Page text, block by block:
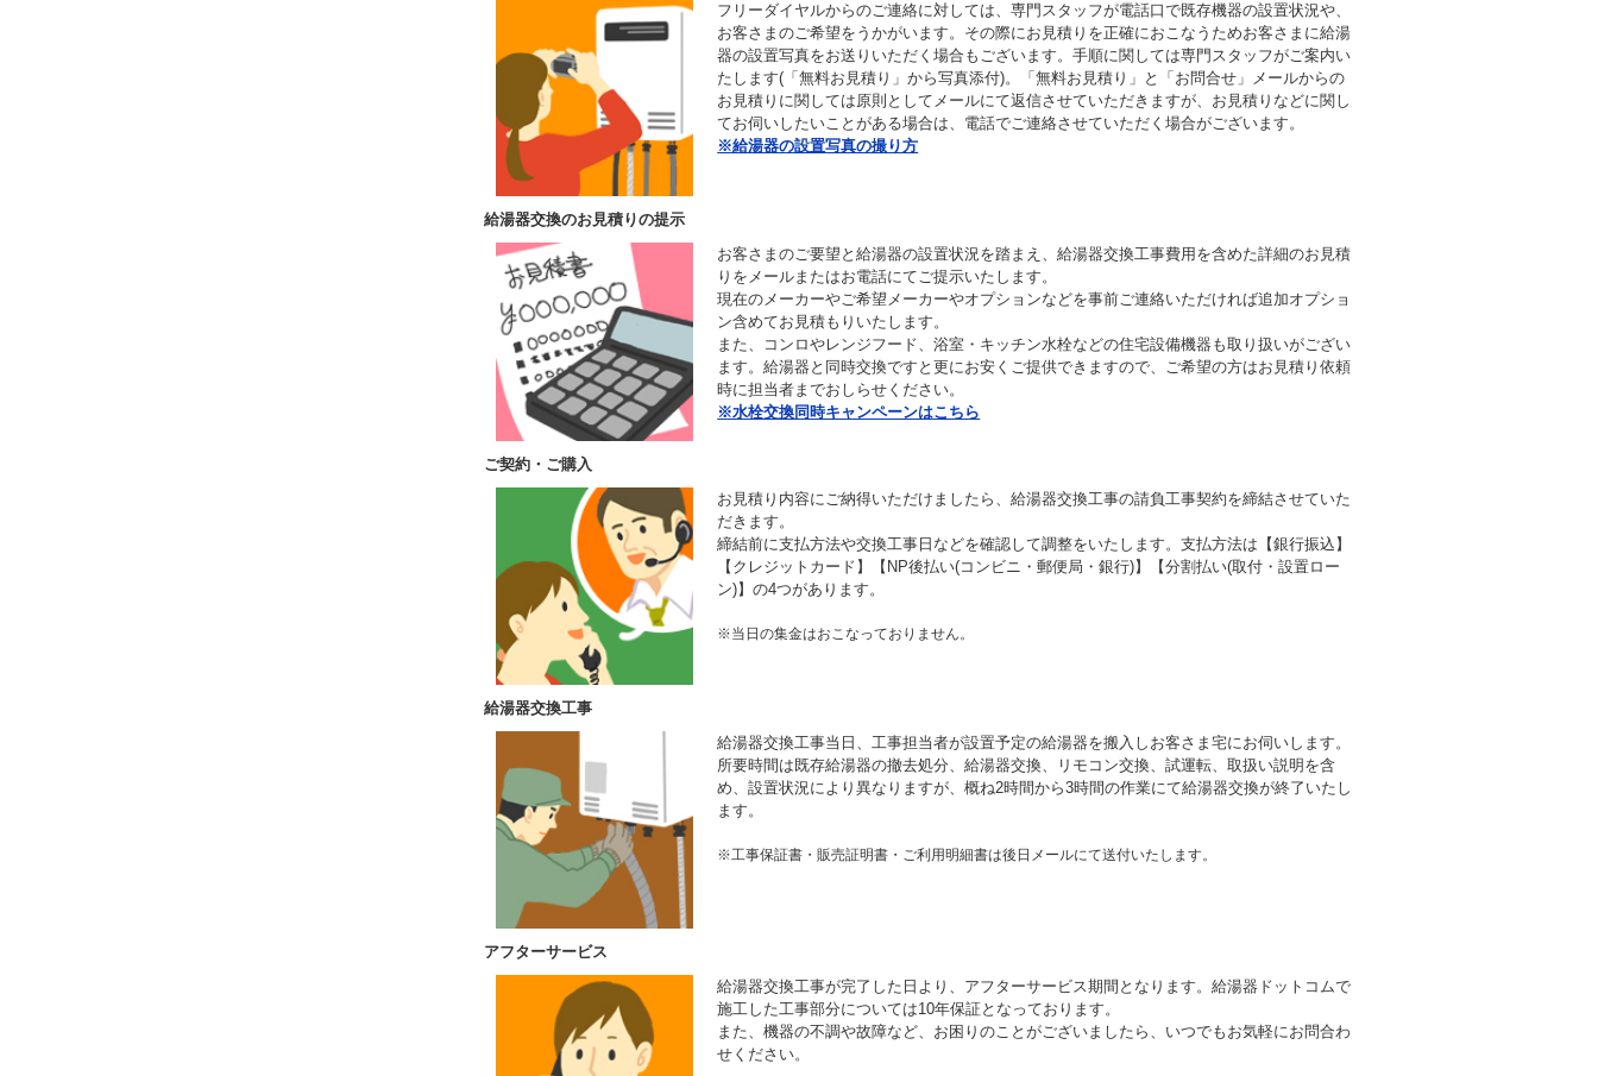
フリーダイヤルからのご連絡に対しては、専門スタッフが電話口で既存機器の設置状況や、
お客さまのご希望をうかがいます。その際にお見積りを正確におこなうためお客さまに給湯
器の設置写真をお送りいただく場合もございます。手順に関しては専門スタッフがご案内い
たします(「無料お見積り」から写真添付)。「無料お見積り」と「お問合せ」メールからの
お見積りに関しては原則としてメールにて返信させていただきますが、お見積りなどに関し
てお伺いしたいことがある場合は、電話でご連絡させていただく場合がございます。
※給湯器の設置写真の撮り方
給湯器交換のお見積りの提示
お客さまのご要望と給湯器の設置状況を踏まえ、給湯器交換工事費用を含めた詳細のお見積
りをメールまたはお電話にてご提示いたします。
現在のメーカーやご希望メーカーやオプションなどを事前ご連絡いただければ追加オプショ
ン含めてお見積もりいたします。
また、コンロやレンジフード、浴室・キッチン水栓などの住宅設備機器も取り扱いがござい
ます。給湯器と同時交換ですと更にお安くご提供できますので、ご希望の方はお見積り依頼
時に担当者までおしらせください。
※水栓交換同時キャンペーンはこちら
ご契約・ご購入
お見積り内容にご納得いただけましたら、給湯器交換工事の請負工事契約を締結させていた
だきます。
締結前に支払方法や交換工事日などを確認して調整をいたします。支払方法は【銀行振込】
【クレジットカード】【NP後払い(コンビニ・郵便局・銀行)】【分割払い(取付・設置ロー
ン)】の4つがあります。
※当日の集金はおこなっておりません。
給湯器交換工事
給湯器交換工事当日、工事担当者が設置予定の給湯器を搬入しお客さま宅にお伺いします。
所要時間は既存給湯器の撤去処分、給湯器交換、リモコン交換、試運転、取扱い説明を含
め、設置状況により異なりますが、概ね2時間から3時間の作業にて給湯器交換が終了いたし
ます。
※工事保証書・販売証明書・ご利用明細書は後日メールにて送付いたします。
アフターサービス
給湯器交換工事が完了した日より、アフターサービス期間となります。給湯器ドットコムで
施工した工事部分については10年保証となっております。
また、機器の不調や故障など、お困りのことがございましたら、いつでもお気軽にお問合わ
せください。